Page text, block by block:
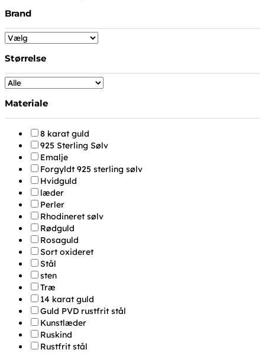
Brand
Størrelse
Materiale
8 karat guld
925 Sterling Sølv
Emalje
Forgyldt 925 sterling sølv
Hvidguld
læder
Perler
Rhodineret sølv
Rødguld
Rosaguld
Sort oxideret
Stål
sten
Træ
14 karat guld
Guld PVD rustfrit stål
Kunstlæder
Ruskind
Rustfrit stål